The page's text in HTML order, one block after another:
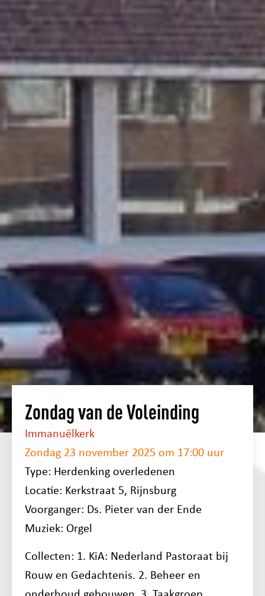
Zondag van de Voleinding
Immanuëlkerk
Zondag 23 november 2025 om 17:00 uur
Type: Herdenking overledenen
Locatie: Kerkstraat 5, Rijnsburg
Voorganger: Ds. Pieter van der Ende
Muziek: Orgel
Collecten: 1. KiA: Nederland Pastoraat bij
Rouw en Gedachtenis. 2. Beheer en